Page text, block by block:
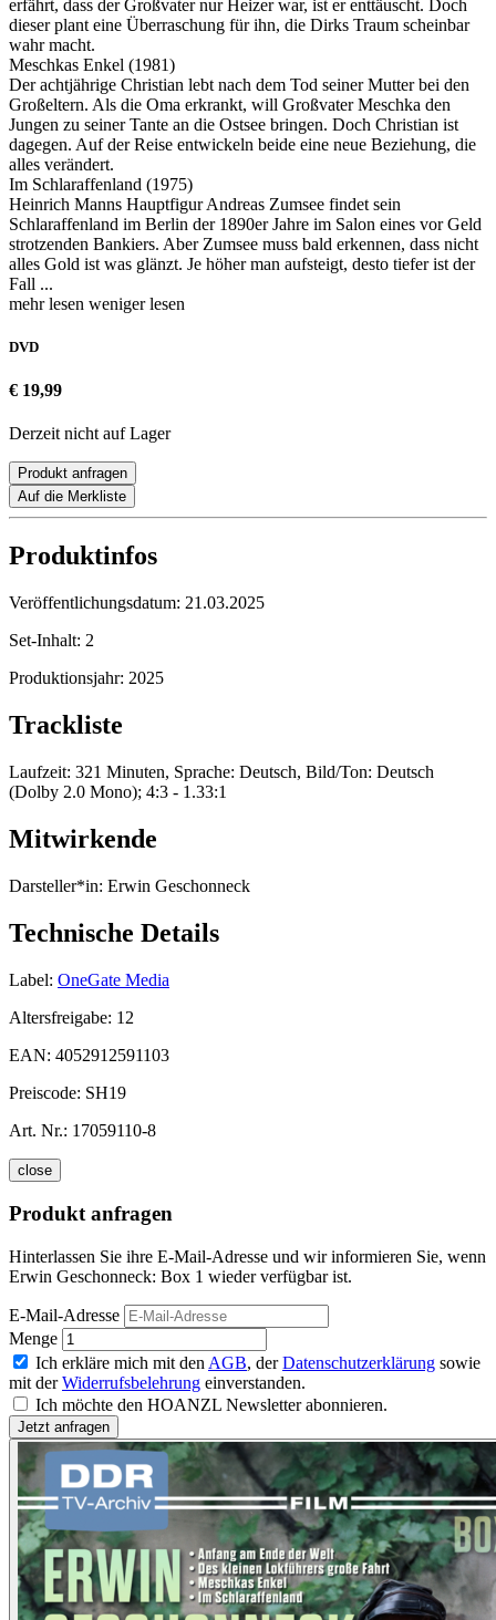
erfährt, dass der Großvater nur Heizer war, ist er enttäuscht. Doch
dieser plant eine Überraschung für ihn, die Dirks Traum scheinbar
wahr macht.
Meschkas Enkel (1981)
Der achtjährige Christian lebt nach dem Tod seiner Mutter bei den
Großeltern. Als die Oma erkrankt, will Großvater Meschka den
Jungen zu seiner Tante an die Ostsee bringen. Doch Christian ist
dagegen. Auf der Reise entwickeln beide eine neue Beziehung, die
alles verändert.
Im Schlaraffenland (1975)
Heinrich Manns Hauptfigur Andreas Zumsee findet sein
Schlaraffenland im Berlin der 1890er Jahre im Salon eines vor Geld
strotzenden Bankiers. Aber Zumsee muss bald erkennen, dass nicht
alles Gold ist was glänzt. Je höher man aufsteigt, desto tiefer ist der
Fall ...
mehr lesen weniger lesen
DVD
€ 19,99
Derzeit nicht auf Lager
Produkt anfragen
Auf die Merkliste
Produktinfos
Veröffentlichungsdatum: 21.03.2025
Set-Inhalt: 2
Produktionsjahr: 2025
Trackliste
Laufzeit: 321 Minuten, Sprache: Deutsch, Bild/Ton: Deutsch
(Dolby 2.0 Mono); 4:3 - 1.33:1
Mitwirkende
Darsteller*in: Erwin Geschonneck
Technische Details
Label: OneGate Media
Altersfreigabe: 12
EAN: 4052912591103
Preiscode: SH19
Art. Nr.: 17059110-8
close
Produkt anfragen
Hinterlassen Sie ihre E-Mail-Adresse und wir informieren Sie, wenn
Erwin Geschonneck: Box 1 wieder verfügbar ist.
E-Mail-Adresse
Menge
Ich erkläre mich mit den AGB, derDatenschutzerklärung sowie
mit derWiderrufsbelehrung einverstanden.
Ich möchte den HOANZL Newsletter abonnieren.